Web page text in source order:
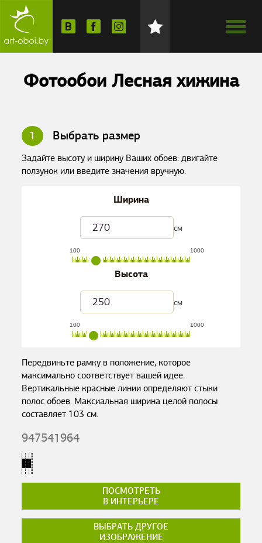
Фотообои Лесная хижина
1 Выбрать размер
Задайте высоту и ширину Ваших обоев: двигайте
ползунок или введите значения вручную.
Ширина
см
100 1000
Высота
см
100 1000
Передвиньте рамку в положение, которое
максимально соответствует вашей идее.
Вертикальные красные линии определяют стыки
полос обоев. Максиальная ширина целой полосы
составляет 103 см.
947541964
ПОСМОТРЕТЬ
В ИНТЕРЬЕРЕ
ВЫБРАТЬ ДРУГОЕ
ИЗОБРАЖЕНИЕ